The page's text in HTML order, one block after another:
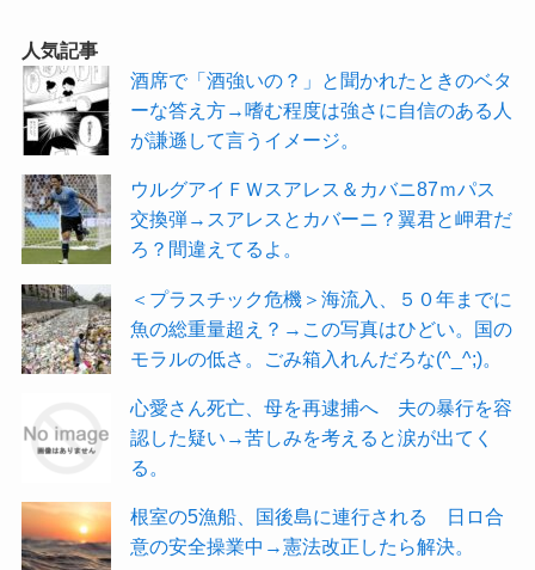
人気記事
酒席で「酒強いの？」と聞かれたときのベタ
ーな答え方→嗜む程度は強さに自信のある人
が謙遜して言うイメージ。
ウルグアイＦＷスアレス＆カバニ87ｍパス
交換弾→スアレスとカバーニ？翼君と岬君だ
ろ？間違えてるよ。
＜プラスチック危機＞海流入、５０年までに
魚の総重量超え？→この写真はひどい。国の
モラルの低さ。ごみ箱入れんだろな(^_^;)。
心愛さん死亡、母を再逮捕へ 夫の暴行を容
認した疑い→苦しみを考えると涙が出てく
る。
根室の5漁船、国後島に連行される 日ロ合
意の安全操業中→憲法改正したら解決。